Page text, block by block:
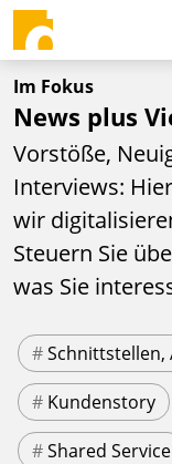
Im Fokus
News plus
Vorstöße,
Interviews:
wir
Steuern Sie
was Sie
#Schnittstellen,
# Kundenstory
#Shared Service